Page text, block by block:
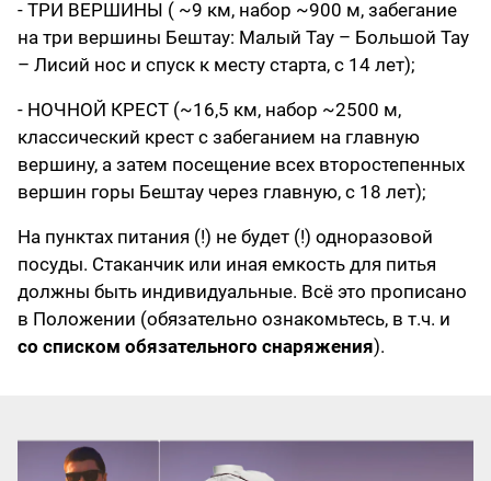
- ТРИ ВЕРШИНЫ ( ~9 км, набор ~900 м, забегание
на три вершины Бештау: Малый Тау – Большой Тау
– Лисий нос и спуск к месту старта, с 14 лет);
- НОЧНОЙ КРЕСТ (~16,5 км, набор ~2500 м,
классический крест с забеганием на главную
вершину, а затем посещение всех второстепенных
вершин горы Бештау через главную, с 18 лет);
На пунктах питания (!) не будет (!) одноразовой
посуды. Стаканчик или иная емкость для питья
должны быть индивидуальные. Всё это прописано
в Положении (обязательно ознакомьтесь, в т.ч. и
со списком обязательного снаряжения).